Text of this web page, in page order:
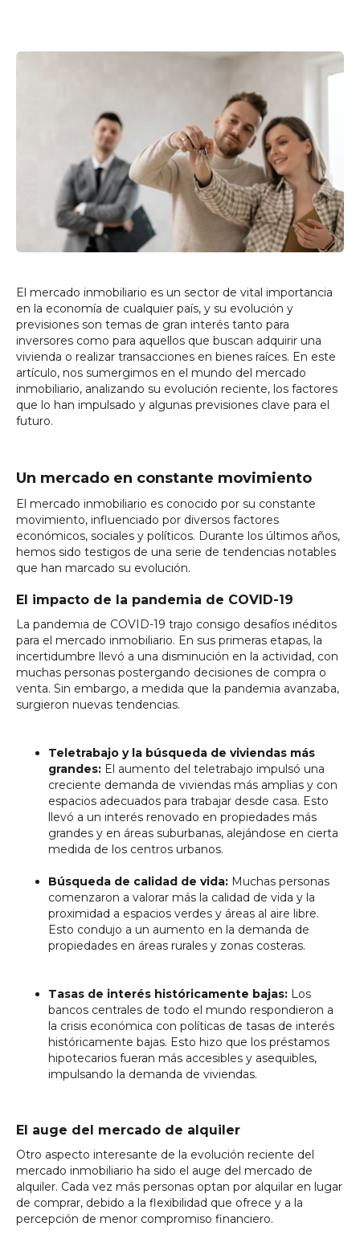
El mercado inmobiliario es un sector de vital importancia
en la economía de cualquier país, y su evolución y
previsiones son temas de gran interés tanto para
inversores como para aquellos que buscan adquirir una
vivienda o realizar transacciones en bienes raíces. En este
artículo, nos sumergimos en el mundo del mercado
inmobiliario, analizando su evolución reciente, los factores
que lo han impulsado y algunas previsiones clave para el
futuro.
Un mercado en constante movimiento
El mercado inmobiliario es conocido por su constante
movimiento, influenciado por diversos factores
económicos, sociales y políticos. Durante los últimos años,
hemos sido testigos de una serie de tendencias notables
que han marcado su evolución.
El impacto de la pandemia de COVID-19
La pandemia de COVID-19 trajo consigo desafíos inéditos
para el mercado inmobiliario. En sus primeras etapas, la
incertidumbre llevó a una disminución en la actividad, con
muchas personas postergando decisiones de compra o
venta. Sin embargo, a medida que la pandemia avanzaba,
surgieron nuevas tendencias.
Teletrabajo y la búsqueda de viviendas más
grandes: El aumento del teletrabajo impulsó una
creciente demanda de viviendas más amplias y con
espacios adecuados para trabajar desde casa. Esto
llevó a un interés renovado en propiedades más
grandes y en áreas suburbanas, alejándose en cierta
medida de los centros urbanos.
Búsqueda de calidad de vida: Muchas personas
comenzaron a valorar más la calidad de vida y la
proximidad a espacios verdes y áreas al aire libre.
Esto condujo a un aumento en la demanda de
propiedades en áreas rurales y zonas costeras.
Tasas de interés históricamente bajas: Los
bancos centrales de todo el mundo respondieron a
la crisis económica con políticas de tasas de interés
históricamente bajas. Esto hizo que los préstamos
hipotecarios fueran más accesibles y asequibles,
impulsando la demanda de viviendas.
El auge del mercado de alquiler
Otro aspecto interesante de la evolución reciente del
mercado inmobiliario ha sido el auge del mercado de
alquiler. Cada vez más personas optan por alquilar en lugar
de comprar, debido a la flexibilidad que ofrece y a la
percepción de menor compromiso financiero.